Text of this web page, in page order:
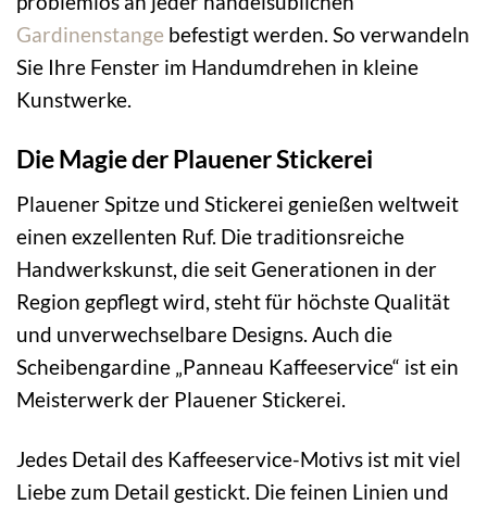
Gardinenstange befestigt werden. So verwandeln
Sie Ihre Fenster im Handumdrehen in kleine
Kunstwerke.
Die Magie der Plauener Stickerei
Plauener Spitze und Stickerei genießen weltweit
einen exzellenten Ruf. Die traditionsreiche
Handwerkskunst, die seit Generationen in der
Region gepflegt wird, steht für höchste Qualität
und unverwechselbare Designs. Auch die
Scheibengardine „Panneau Kaffeeservice“ ist ein
Meisterwerk der Plauener Stickerei.
Jedes Detail des Kaffeeservice-Motivs ist mit viel
Liebe zum Detail gestickt. Die feinen Linien und